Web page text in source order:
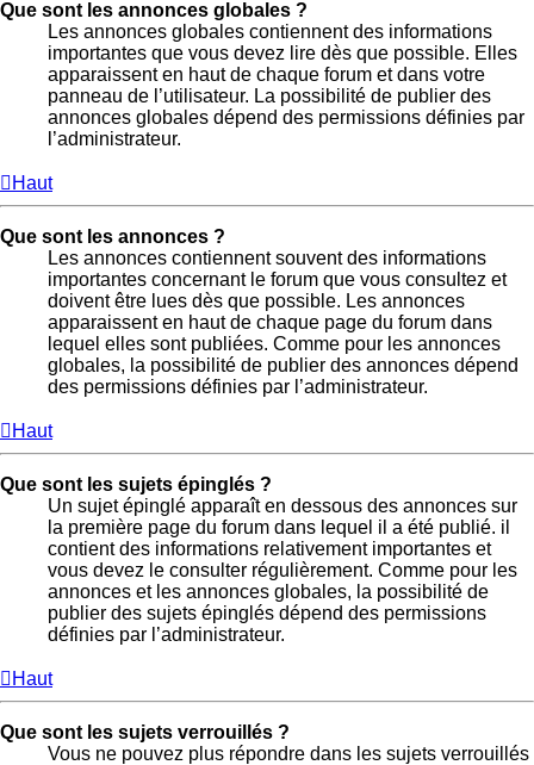
Que sont les annonces globales ?
Les annonces globales contiennent des informations
importantes que vous devez lire dès que possible. Elles
apparaissent en haut de chaque forum et dans votre
panneau de l’utilisateur. La possibilité de publier des
annonces globales dépend des permissions définies par
l’administrateur.
Haut
Que sont les annonces ?
Les annonces contiennent souvent des informations
importantes concernant le forum que vous consultez et
doivent être lues dès que possible. Les annonces
apparaissent en haut de chaque page du forum dans
lequel elles sont publiées. Comme pour les annonces
globales, la possibilité de publier des annonces dépend
des permissions définies par l’administrateur.
Haut
Que sont les sujets épinglés ?
Un sujet épinglé apparaît en dessous des annonces sur
la première page du forum dans lequel il a été publié. il
contient des informations relativement importantes et
vous devez le consulter régulièrement. Comme pour les
annonces et les annonces globales, la possibilité de
publier des sujets épinglés dépend des permissions
définies par l’administrateur.
Haut
Que sont les sujets verrouillés ?
Vous ne pouvez plus répondre dans les sujets verrouillés